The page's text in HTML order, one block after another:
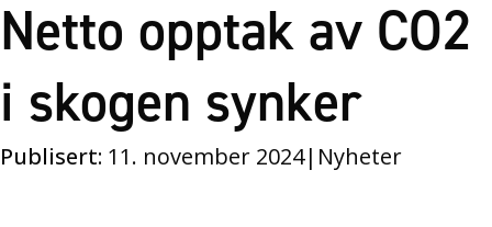
Netto opptak av CO2
i skogen synker
Publisert: 11. november 2024| Nyheter